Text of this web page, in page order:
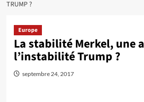
TRUMP ?
Europe
La stabilité Merkel, une
l’instabilité Trump ?
septembre 24, 2017